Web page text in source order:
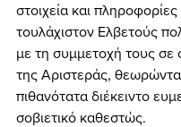
στοιχεία και
τουλάχιστον Ελβετούς
με τη συμμετοχή τους σε
της Αριστεράς,
πιθανότατα διέκειντο
σοβιετικό καθεστώς.